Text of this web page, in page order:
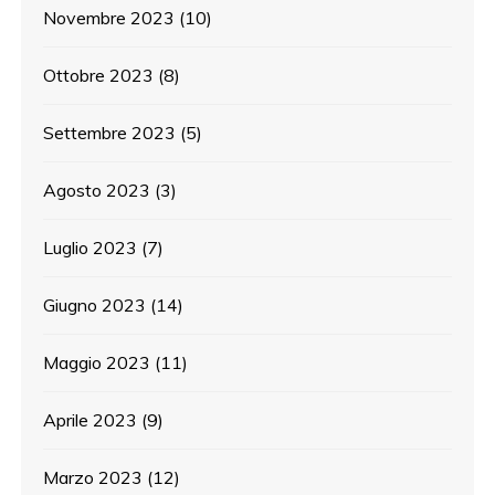
Novembre 2023 (10)
Ottobre 2023 (8)
Settembre 2023 (5)
Agosto 2023 (3)
Luglio 2023 (7)
Giugno 2023 (14)
Maggio 2023 (11)
Aprile 2023 (9)
Marzo 2023 (12)